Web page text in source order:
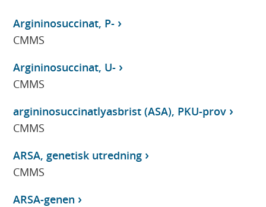
Argininosuccinat, P-
CMMS
Argininosuccinat, U-
CMMS
argininosuccinatlyasbrist (ASA), PKU-prov
CMMS
ARSA, genetisk utredning
CMMS
ARSA-genen